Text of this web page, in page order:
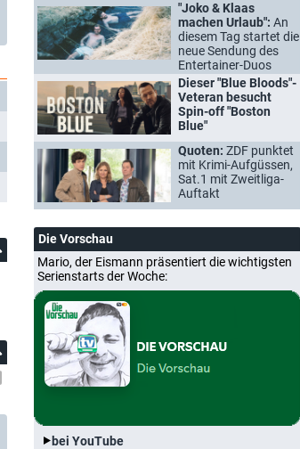
"Joko & Klaas
machen Urlaub": An
diesem Tag startet die
neue Sendung des
Entertainer-Duos
Dieser "Blue Bloods"-
Veteran besucht
Spin-off "Boston
Blue"
Quoten: ZDF punktet
mit Krimi-Aufgüssen,
Sat.1 mit Zweitliga-
Auftakt
Die Vorschau
Mario, der Eismann präsentiert die wichtigsten
Serienstarts der Woche:
bei YouTube